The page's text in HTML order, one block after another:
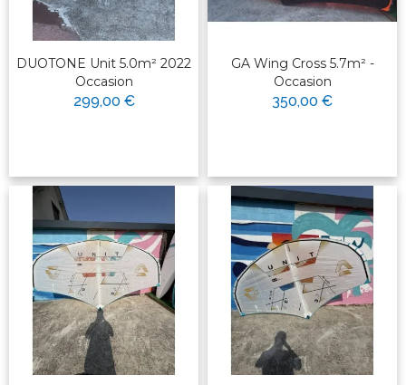
DUOTONE Unit 5.0m² 2022
Occasion
299,00 €
GA Wing Cross 5.7m² -
Occasion
350,00 €